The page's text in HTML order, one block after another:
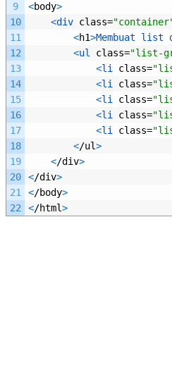
9
10
11
12
13
14
15
16
17
18
19
20
21
22
<body>
<div class=
<h1>Membuat list
<ul class="list-
<li class=
<li class=
<li class=
<li class=
<li class=
</ul>
</div>
</div>
</body>
</html>